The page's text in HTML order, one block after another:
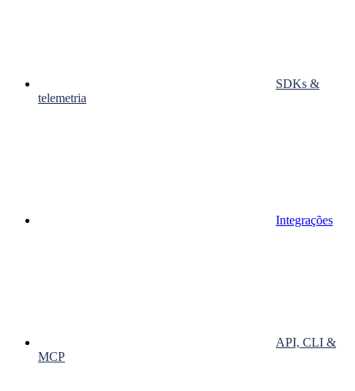
SDKs &
telemetria
Integrações
API, CLI &
MCP